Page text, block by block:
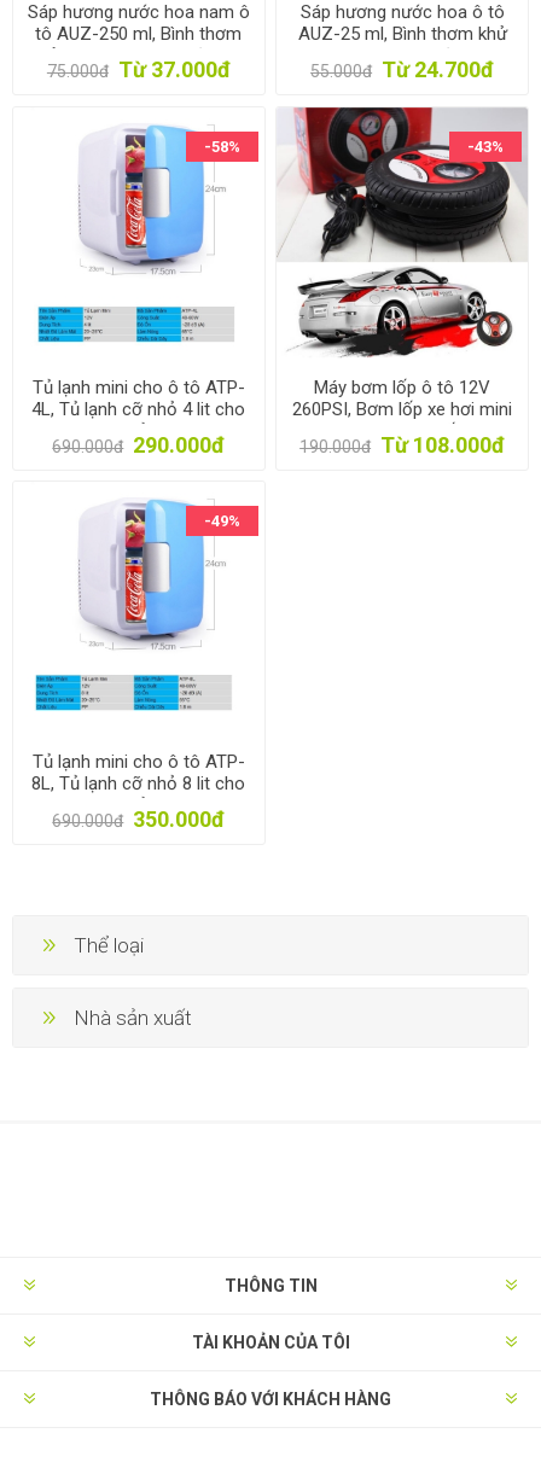
Sáp hương nước hoa nam ô
tô AUZ-250 ml, Bình thơm
khử mùi xe hơi, nhà vệ sinh,
phòng ngủ
75.000đ Từ 37.000đ
Sáp hương nước hoa ô tô
AUZ-25 ml, Bình thơm khử
mùi xe hơi, nhà vệ sinh,
phòng ngủ
55.000đ Từ 24.700đ
-58%
Tủ lạnh mini cho ô tô ATP-
4L, Tủ lạnh cỡ nhỏ 4 lit cho
xe hơi 48W, Tủ lạnh cho du
lịch, dã ngoại
690.000đ 290.000đ
-43%
Máy bơm lốp ô tô 12V
260PSI, Bơm lốp xe hơi mini
TBO-60W, Bơm lốp dự
phòng, Air Compressor
190.000đ Từ 108.000đ
-49%
Tủ lạnh mini cho ô tô ATP-
8L, Tủ lạnh cỡ nhỏ 8 lit cho
xe hơi 48W, Tủ lạnh cho du
lịch, dã ngoại
690.000đ 350.000đ
Thể loại
Nhà sản xuất
THÔNG TIN
TÀI KHOẢN CỦA TÔI
THÔNG BÁO VỚI KHÁCH HÀNG